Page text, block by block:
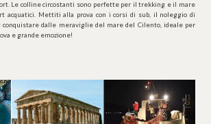
Le colline circostanti sono perfette per il trekking e il mare
acquatici. Mettiti alla prova con i corsi di sub, il noleggio di
conquistare dalle meraviglie del mare del Cilento, ideale per
e grande emozione!